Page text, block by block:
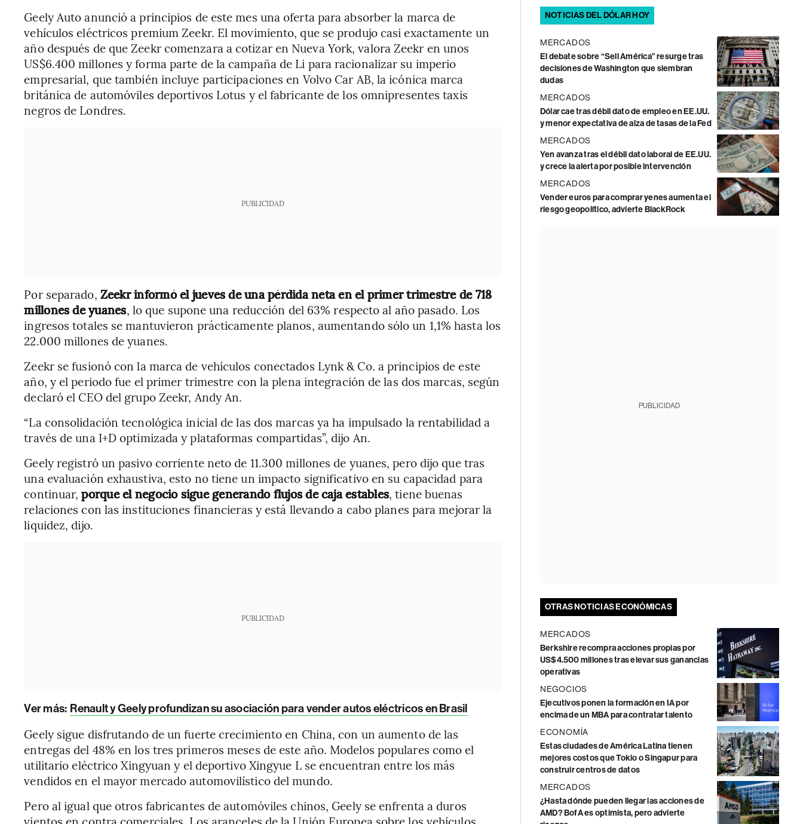
Geely Auto anunció a principios de este mes una oferta para absorber la marca de
vehículos eléctricos premium Zeekr. El movimiento, que se produjo casi exactamente un
año después de que Zeekr comenzara a cotizar en Nueva York, valora Zeekr en unos
US$6.400 millones y forma parte de la campaña de Li para racionalizar su imperio
empresarial, que también incluye participaciones en Volvo Car AB, la icónica marca
británica de automóviles deportivos Lotus y el fabricante de los omnipresentes taxis
negros de Londres.
PUBLICIDAD
Por separado, Zeekr informó el jueves de una pérdida neta en el primer trimestre de 718
millones de yuanes, lo que supone una reducción del 63% respecto al año pasado. Los
ingresos totales se mantuvieron prácticamente planos, aumentando sólo un 1,1% hasta los
22.000 millones de yuanes.
Zeekr se fusionó con la marca de vehículos conectados Lynk & Co. a principios de este
año, y el periodo fue el primer trimestre con la plena integración de las dos marcas, según
declaró el CEO del grupo Zeekr, Andy An.
“La consolidación tecnológica inicial de las dos marcas ya ha impulsado la rentabilidad a
través de una I+D optimizada y plataformas compartidas”, dijo An.
Geely registró un pasivo corriente neto de 11.300 millones de yuanes, pero dijo que tras
una evaluación exhaustiva, esto no tiene un impacto significativo en su capacidad para
continuar,porque el negocio sigue generando flujos de caja estables, tiene buenas
relaciones con las instituciones financieras y está llevando a cabo planes para mejorar la
liquidez, dijo.
PUBLICIDAD
Ver más: Renault y Geely profundizan su asociación para vender autos eléctricos en Brasil
Geely sigue disfrutando de un fuerte crecimiento en China, con un aumento de las
entregas del 48% en los tres primeros meses de este año. Modelos populares como el
utilitario eléctrico Xingyuan y el deportivo Xingyue L se encuentran entre los más
vendidos en el mayor mercado automovilístico del mundo.
Pero al igual que otros fabricantes de automóviles chinos, Geely se enfrenta a duros
NOTICIAS DEL DÓLAR HOY
MERCADOS
El debate sobre “Sell América” resurge tras
decisiones de Washington que siembran
dudas
MERCADOS
Dólar cae tras débil dato de empleo en EE.UU.
y menor expectativa de alza de tasas de la Fed
MERCADOS
Yen avanza tras el débil dato laboral de EE.UU.
y crece la alerta por posible intervención
MERCADOS
Vender euros para comprar yenes aumenta el
riesgo geopolítico, advierte BlackRock
PUBLICIDAD
OTRAS NOTICIAS ECONÓMICAS
MERCADOS
Berkshire recompra acciones propias por
US$4.500 millones tras elevar sus ganancias
operativas
NEGOCIOS
Ejecutivos ponen la formación en IA por
encima de un MBA para contratar talento
ECONOMÍA
Estas ciudades de América Latina tienen
mejores costos que Tokio o Singapur para
construir centros de datos
MERCADOS
¿Hasta dónde pueden llegar las acciones de
AMD? BofA es optimista, pero advierte